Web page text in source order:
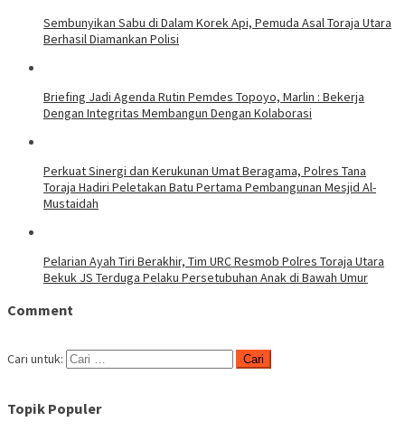
Sembunyikan Sabu di Dalam Korek Api, Pemuda Asal Toraja Utara
Berhasil Diamankan Polisi
Briefing Jadi Agenda Rutin Pemdes Topoyo, Marlin : Bekerja
Dengan Integritas Membangun Dengan Kolaborasi
Perkuat Sinergi dan Kerukunan Umat Beragama, Polres Tana
Toraja Hadiri Peletakan Batu Pertama Pembangunan Mesjid Al-
Mustaidah
Pelarian Ayah Tiri Berakhir, Tim URC Resmob Polres Toraja Utara
Bekuk JS Terduga Pelaku Persetubuhan Anak di Bawah Umur
Comment
Cari untuk:
Topik Populer